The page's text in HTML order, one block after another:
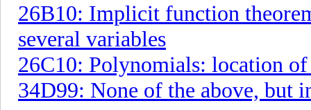
26B10: Implicit function
several variables
26C10: Polynomials: location of
34D99: None of the above, but